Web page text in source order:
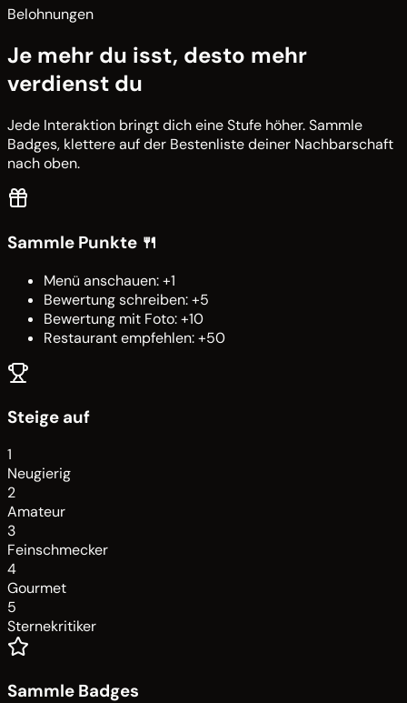
Belohnungen
Je mehr du isst, desto mehr
verdienst du
Jede Interaktion bringt dich eine Stufe höher. Sammle
Badges, klettere auf der Bestenliste deiner Nachbarschaft
nach oben.
Sammle Punkte 🍴
Menü anschauen: +1
Bewertung schreiben: +5
Bewertung mit Foto: +10
Restaurant empfehlen: +50
Steige auf
1
Neugierig
2
Amateur
3
Feinschmecker
4
Gourmet
5
Sternekritiker
Sammle Badges